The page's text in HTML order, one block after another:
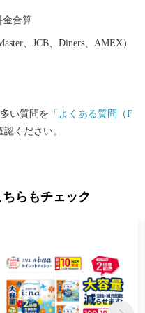
金合算
、JCB、Diners、AMEX）
い質問を 「よくある質問（F
ください。
らもチェック